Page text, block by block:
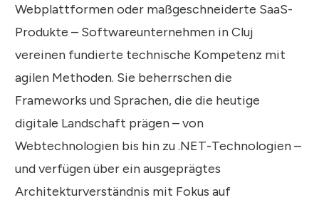
Webplattformen oder maßgeschneiderte SaaS-
Produkte – Softwareunternehmen in Cluj
vereinen fundierte technische Kompetenz mit
agilen Methoden. Sie beherrschen die
Frameworks und Sprachen, die die heutige
digitale Landschaft prägen – von
Webtechnologien bis hin zu .NET-Technologien –
und verfügen über ein ausgeprägtes
Architekturverständnis mit Fokus auf